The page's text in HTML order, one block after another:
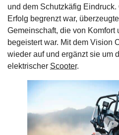
und dem Schutzkäfig
Erfolg begrenzt war,
Gemeinschaft, die von Komfort
begeistert war. Mit dem Vision
wieder auf und ergänzt sie um
elektrischer Scooter.